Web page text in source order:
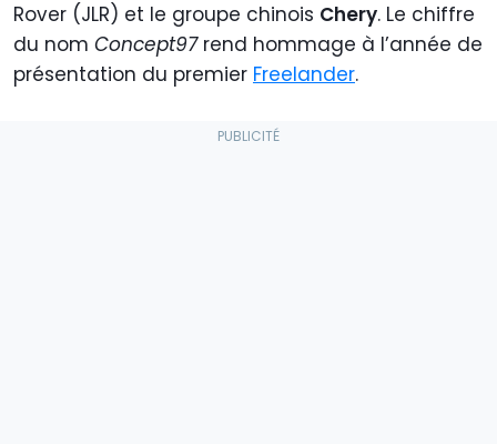
Rover (JLR) et le groupe chinois Chery. Le chiffre
du nom Concept97rend hommage à l’année de
présentation du premier Freelander.